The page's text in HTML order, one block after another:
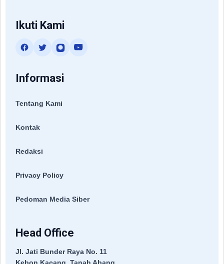
Ikuti Kami
Informasi
Tentang Kami
Kontak
Redaksi
Privacy Policy
Pedoman Media Siber
Head Office
Jl. Jati Bunder Raya No. 11